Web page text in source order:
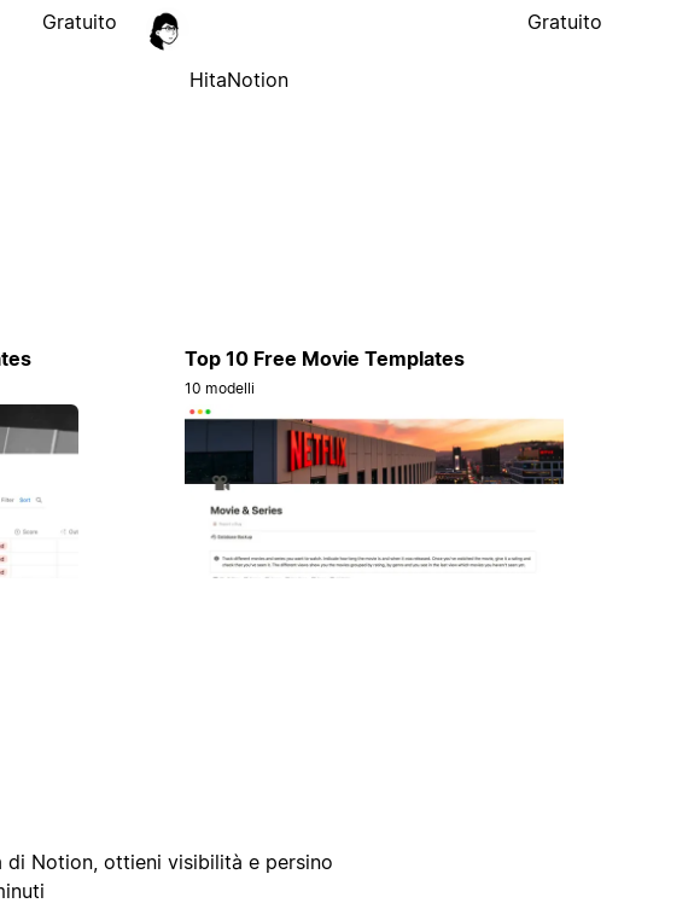
Gratuito
HitaNotion
Gratuito
Top 10 Free Movie Templates
10 modelli
Notion, ottieni visibilità e persino